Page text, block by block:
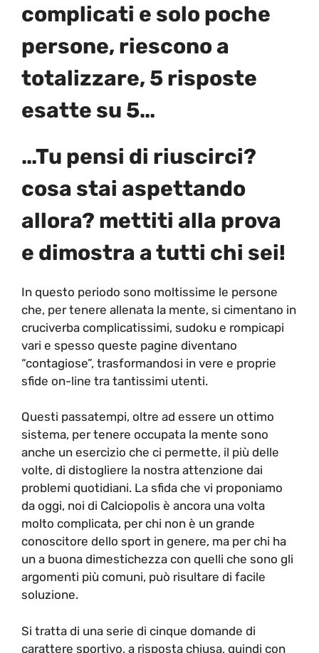
complicati e solo poche
persone, riescono a
totalizzare, 5 risposte
esatte su 5…
…Tu pensi di riuscirci?
cosa stai aspettando
allora? mettiti alla prova
e dimostra a tutti chi sei!
In questo periodo sono moltissime le persone
che, per tenere allenata la mente, si cimentano in
cruciverba complicatissimi, sudoku e rompicapi
vari e spesso queste pagine diventano
“contagiose”, trasformandosi in vere e proprie
sfide on-line tra tantissimi utenti.
Questi passatempi, oltre ad essere un ottimo
sistema, per tenere occupata la mente sono
anche un esercizio che ci permette, il più delle
volte, di distogliere la nostra attenzione dai
problemi quotidiani. La sfida che vi proponiamo
da oggi, noi di Calciopolis è ancora una volta
molto complicata, per chi non è un grande
conoscitore dello sport in genere, ma per chi ha
un a buona dimestichezza con quelli che sono gli
argomenti più comuni, può risultare di facile
soluzione.
Si tratta di una serie di cinque domande di
carattere sportivo, a risposta chiusa, quindi con